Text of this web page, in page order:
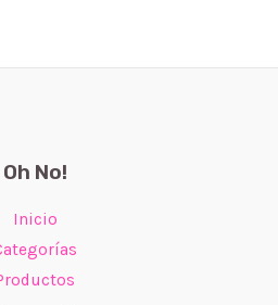
$ 13.500,00.$ 9.900,00.
Oh No!
Inicio